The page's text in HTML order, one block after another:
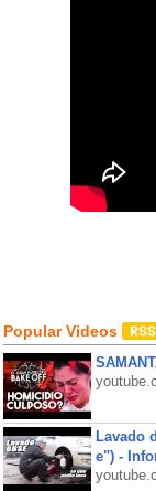
Popular Videos
Lavado
e") -